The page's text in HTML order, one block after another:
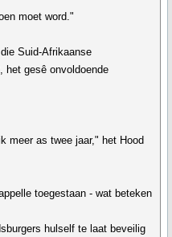
moet word."
Suid-Afrikaanse
het gesê onvoldoende
meer as twee jaar," het Hood
toegestaan - wat beteken
hulself te laat beveilig